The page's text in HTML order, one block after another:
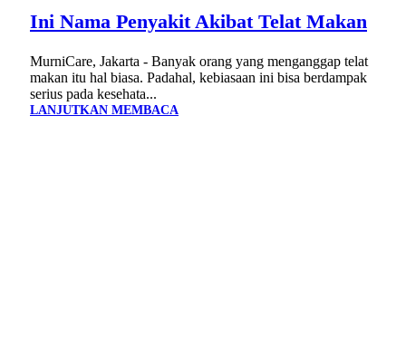
Ini Nama Penyakit Akibat Telat Makan
MurniCare, Jakarta - Banyak orang yang menganggap telat
makan itu hal biasa. Padahal, kebiasaan ini bisa berdampak
serius pada kesehata...
LANJUTKAN MEMBACA